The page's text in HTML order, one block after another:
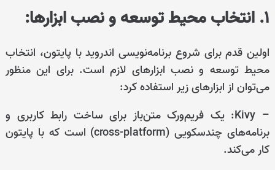
1. انتخاب محیط توسعه و نصب ابزارها:
اولین قدم برای شروع برنامه‌نویسی اندروید با پایتون، انتخاب
محیط توسعه و نصب ابزارهای لازم است. برای این منظور
می‌توان از ابزارهای زیر استفاده کرد:
– Kivy: یک فریم‌ورک متن‌باز برای ساخت رابط کاربری و
برنامه‌های چندسکویی (cross-platform) است که با پایتون
کار می‌کند.